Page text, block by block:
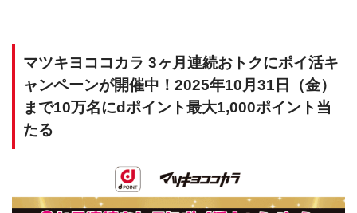
マツキヨココカラ 3ヶ月連続おトクにポイ活キ
ャンペーンが開催中！2025年10月31日（金）
まで10万名にdポイント最大1,000ポイント当
たる